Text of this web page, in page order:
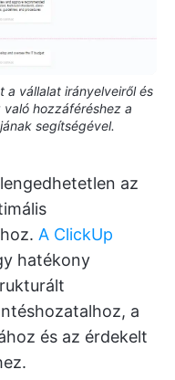
a vállalat irányelveiről és
hozzáféréshez a
segítségével.
az
A ClickUp
hatékony
a
és az érdekelt